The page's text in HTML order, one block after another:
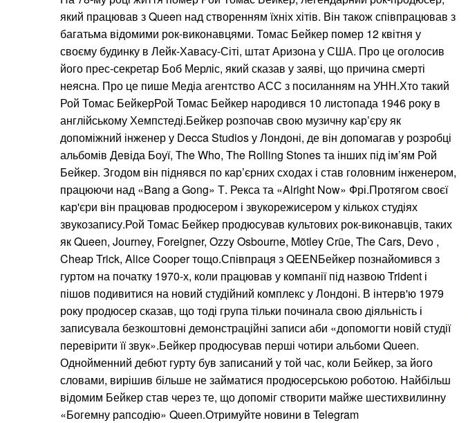
який працював з Queen над створенням їхніх хітів. Він також співпрацював з
багатьма відомими рок-виконавцями. Томас Бейкер помер 12 квітня у
своєму будинку в Лейк-Хавасу-Сіті, штат Аризона у США. Про це оголосив
його прес-секретар Боб Мерліс, який сказав у заяві, що причина смерті
неясна. Про це пише Медіа агентство АСС з посиланням на УНН.Хто такий
Рой Томас БейкерРой Томас Бейкер народився 10 листопада 1946 року в
англійському Хемпстеді.Бейкер розпочав свою музичну кар’єру як
допоміжний інженер у Decca Studios у Лондоні, де він допомагав у розробці
альбомів Девіда Боуї, The Who, The Rolling Stones та інших під ім’ям Рой
Бейкер. Згодом він піднявся по кар’єрних сходах і став головним інженером,
працюючи над «Bang a Gong» Т. Рекса та «Alright Now» Фрі.Протягом своєї
кар'єри він працював продюсером і звукорежисером у кількох студіях
звукозапису.Рой Томас Бейкер продюсував культових рок-виконавців, таких
як Queen, Journey, Foreigner, Ozzy Osbourne, Mötley Crüe, The Cars, Devo ,
Cheap Trick, Alice Cooper тощо.Співпраця з QEENБейкер познайомився з
гуртом на початку 1970-х, коли працював у компанії під назвою Trident і
пішов подивитися на новий студійний комплекс у Лондоні. В інтерв'ю 1979
року продюсер сказав, що тоді група тільки починала свою діяльність і
записувала безкоштовні демонстраційні записи аби «допомогти новій студії
перевірити її звук».Бейкер продюсував перші чотири альбоми Queen.
Однойменний дебют гурту був записаний у той час, коли Бейкер, за його
словами, вирішив більше не займатися продюсерською роботою. Найбільш
відомим Бейкер став через те, що допоміг створити майже шестихвилинну
«Богемну рапсодію» Queen.Отримуйте новини в Telegram